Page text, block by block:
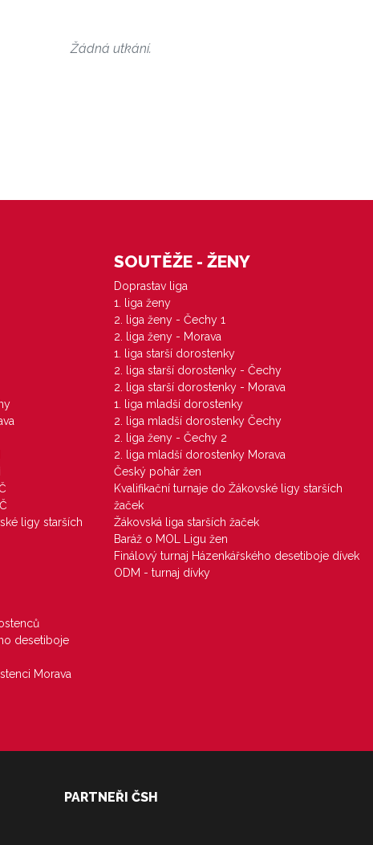
Žádná utkání.
ligy starších
desetiboje
Morava
SOUTĚŽE - ŽENY
Doprastav liga
1. liga ženy
2. liga ženy - Čechy 1
2. liga ženy - Morava
1. liga starší dorostenky
2. liga starší dorostenky - Čechy
2. liga starší dorostenky - Morava
1. liga mladší dorostenky
2. liga mladší dorostenky Čechy
2. liga ženy - Čechy 2
2. liga mladší dorostenky Morava
Český pohár žen
Kvalifikační turnaje do Žákovské ligy starších
žaček
Žákovská liga starších žaček
Baráž o MOL Ligu žen
Finálový turnaj Házenkářského desetiboje dívek
ODM - turnaj dívky
PARTNEŘI ČSH